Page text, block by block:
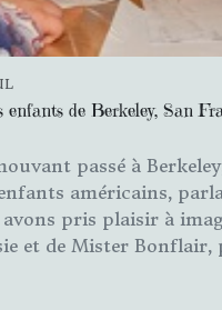
enfants de Berkeley, San
passé à
américains,
pris plaisir à
et de Mister Bonflair,